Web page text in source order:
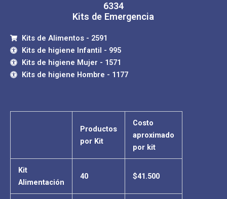
6334
Kits de Emergencia
Kits de Alimentos - 2591
Kits de higiene Infantil - 995
Kits de higiene Mujer - 1571
Kits de higiene Hombre - 1177
Productos
por Kit
Costo
aproximado
por kit
Kit
Alimentación
40 $41.500